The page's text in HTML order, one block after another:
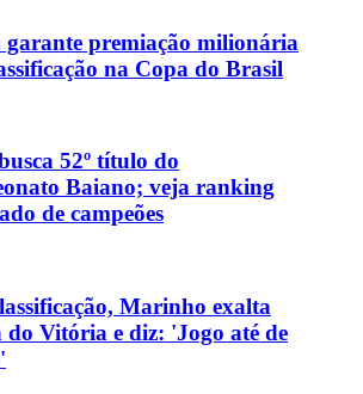
premiação milionária
na Copa do Brasil
52º título do
Baiano; veja ranking
de campeões
Marinho exalta
do Vitória e diz: 'Jogo até de